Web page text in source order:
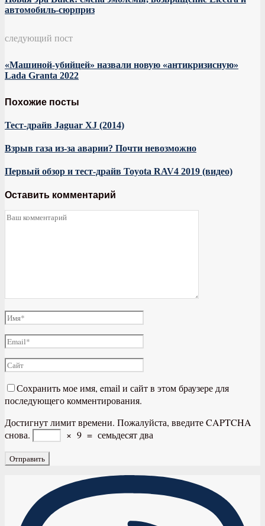
автомобиль-сюрприз
следующий пост
«Машиной-убийцей» назвали новую «антикризисную»
Lada Granta 2022
Похожие посты
Тест-драйв Jaguar XJ (2014)
Взрыв газа из-за аварии? Почти невозможно
Первый обзор и тест-драйв Toyota RAV4 2019 (видео)
Оставить комментарий
Сохранить мое имя, email и сайт в этом браузере для
последующего комментирования.
Достигнут лимит времени. Пожалуйста, введите CAPTCHA
снова.
× 9 = семьдесят два